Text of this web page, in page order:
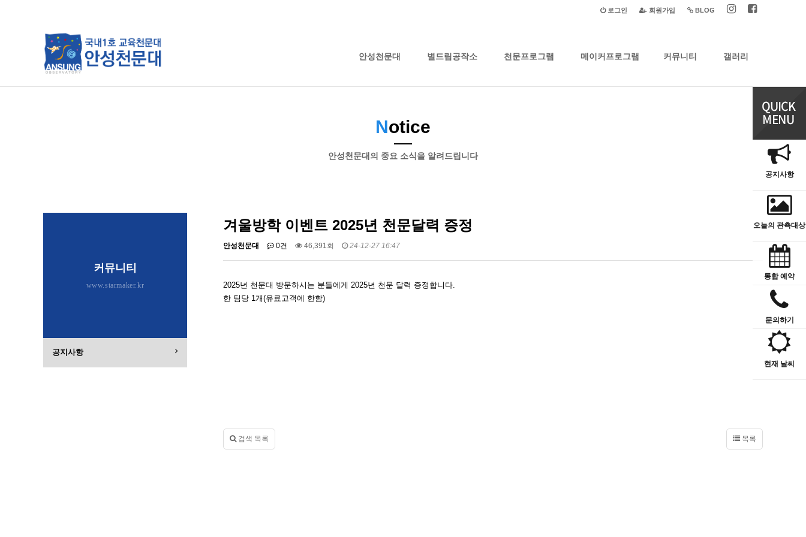
BLOG
회원가입
로그인
안성천문대 별드림공작소 천문프로그램 메이커프로그램 커뮤니티
하위분류
갤러리
공지사항
오늘의 관측대상
통합 예약
문의하기
현재 날씨
Notice
안성천문대의 중요 소식을 알려드립니다
겨울방학 이벤트 2025년 천문달력 증정
안성천문대 0건 46,391회 24-12-27 16:47
2025년 천문대 방문하시는 분들에게 2025년 천문 달력 증정합니다.
한 팀당 1개(유료고객에 한함)
검색 목록 목록
커뮤니티
www.starmaker.kr
공지사항